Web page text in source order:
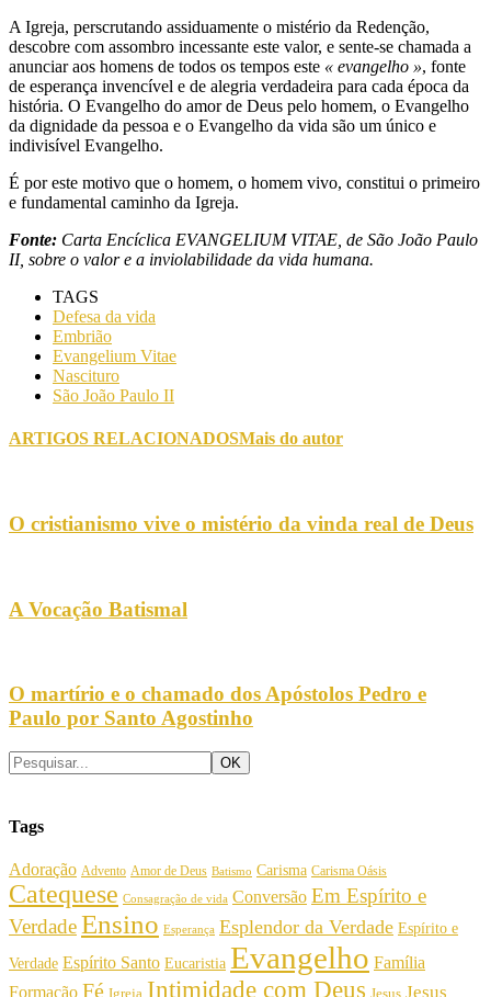
A Igreja, perscrutando assiduamente o mistério da Redenção,
descobre com assombro incessante este valor, e sente-se chamada a
anunciar aos homens de todos os tempos este « evangelho », fonte
de esperança invencível e de alegria verdadeira para cada época da
história. O Evangelho do amor de Deus pelo homem, o Evangelho
da dignidade da pessoa e o Evangelho da vida são um único e
indivisível Evangelho.
É por este motivo que o homem, o homem vivo, constitui o primeiro
e fundamental caminho da Igreja.
Fonte: Carta Encíclica EVANGELIUM VITAE, de São João Paulo
II, sobre o valor e a inviolabilidade da vida humana.
TAGS
Defesa da vida
Embrião
Evangelium Vitae
Nascituro
São João Paulo II
ARTIGOS RELACIONADOSMais do autor
O cristianismo vive o mistério da vinda real de Deus
A Vocação Batismal
O martírio e o chamado dos Apóstolos Pedro e
Paulo por Santo Agostinho
Tags
Adoração Advento Amor de Deus Batismo Carisma Carisma Oásis
Catequese Consagração de vida Conversão Em Espírito e
VerdadeEnsino Esperança Esplendor da Verdade Espírito e
Verdade Espírito Santo Eucaristia Evangelho Família
Formação Fé Igreja Intimidade com Deus Jesus Jesus